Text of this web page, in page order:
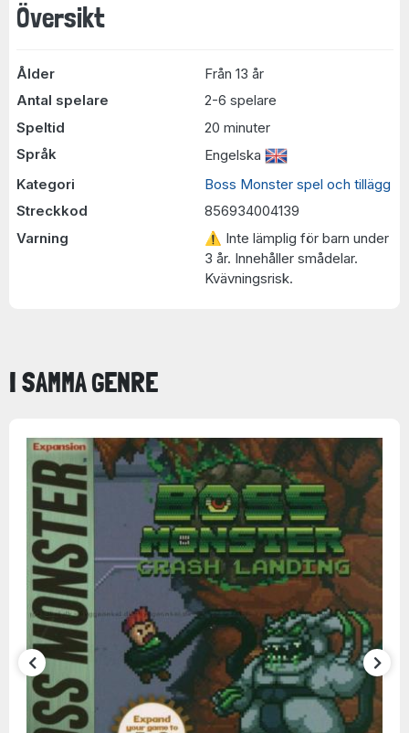
Översikt
Ålder
Från 13 år
Antal spelare
2-6 spelare
Speltid
20 minuter
Språk
Engelska
Kategori
Boss Monster spel och tillägg
Streckkod
856934004139
Varning
⚠ Inte lämplig för barn under
3 år. Innehåller smådelar.
Kvävningsrisk.
I SAMMA GENRE